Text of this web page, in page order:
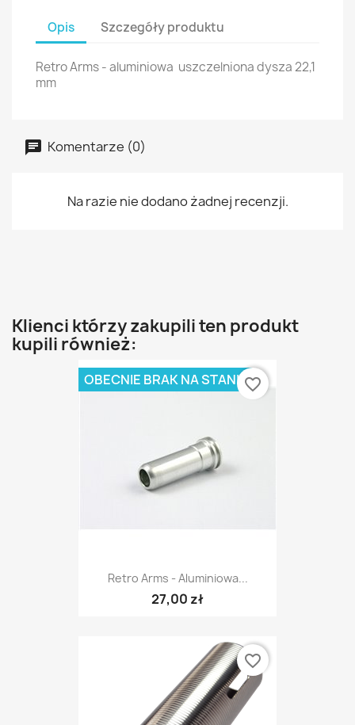
Opis Szczegóły produktu
Retro Arms - aluminiowa uszczelniona dysza 22,1
mm
Komentarze (0)
Na razie nie dodano żadnej recenzji.
Klienci którzy zakupili ten produkt
kupili również:
Retro Arms - Aluminiowa...
27,00 zł
OBECNIE BRAK NA STANIEfavorite_border
favorite_border